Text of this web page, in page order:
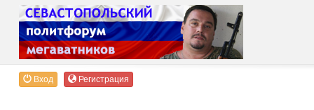
Вход Регистрация